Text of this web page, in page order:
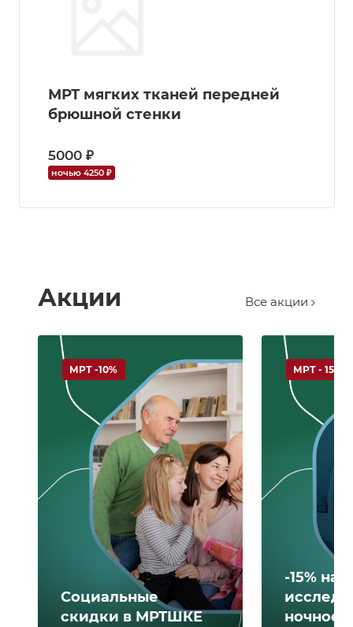
МРТ мягких тканей передней
брюшной стенки
5000 ₽
ночью 4250 ₽
Акции Все акции
Социальные
скидки в МРТШКЕ
МРТ -10%
-15% на
ночное
МРТ - 15%